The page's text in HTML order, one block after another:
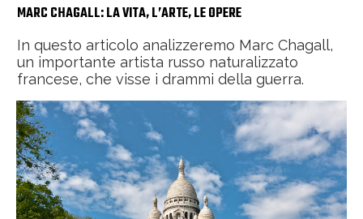
MARC CHAGALL: LA VITA, L’ARTE, LE OPERE
In questo articolo analizzeremo Marc Chagall,
un importante artista russo naturalizzato
francese, che visse i drammi della guerra.